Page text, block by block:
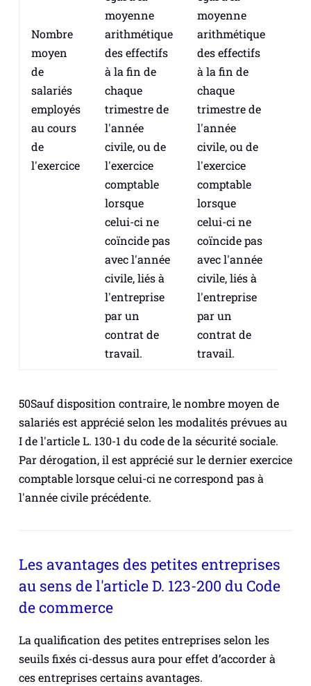
Nombre
moyen
de
salariés
employés
au cours
de
l'exercice
moyenne
arithmétique
des effectifs
à la fin de
chaque
trimestre de
l'année
civile, ou de
l'exercice
comptable
lorsque
celui-ci ne
coïncide pas
avec l'année
civile, liés à
l'entreprise
par un
contrat de
travail.
moyenne
arithmétique
des effectifs
à la fin de
chaque
trimestre de
l'année
civile, ou de
l'exercice
comptable
lorsque
celui-ci ne
coïncide pas
avec l'année
civile, liés à
l'entreprise
par un
contrat de
travail.
50Sauf disposition contraire, le nombre moyen de
salariés est apprécié selon les modalités prévues au
I de l'article L. 130-1 du code de la sécurité sociale.
Par dérogation, il est apprécié sur le dernier exercice
comptable lorsque celui-ci ne correspond pas à
l'année civile précédente.
Les avantages des petites entreprises
au sens de l'article D. 123-200 du Code
de commerce
La qualification des petites entreprises selon les
seuils fixés ci-dessus aura pour effet d’accorder à
ces entreprises certains avantages.